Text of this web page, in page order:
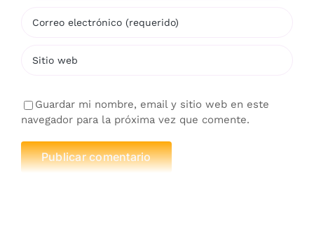
Guardar mi nombre, email y sitio web en este
navegador para la próxima vez que comente.